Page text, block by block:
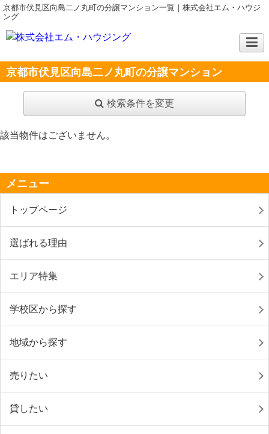
京都市伏見区向島二ノ丸町の分譲マンション一覧｜株式会社エム・ハウジ
ング
京都市伏見区向島二ノ丸町の分譲マンション
検索条件を変更
該当物件はございません。
メニュー
トップページ
選ばれる理由
エリア特集
学校区から探す
地域から探す
売りたい
貸したい